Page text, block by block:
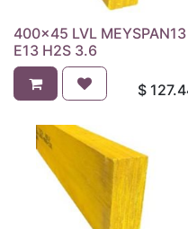
400x45 LVL MEYSPAN13
E13 H2S 3.6
$